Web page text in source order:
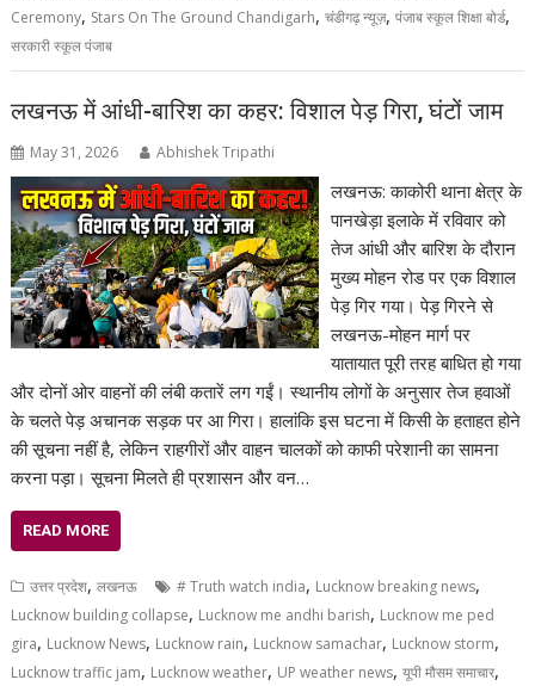
Ceremony, Stars On The Ground Chandigarh,चंडीगढ़ न्यूज़,पंजाब स्कूल शिक्षा बोर्ड,
सरकारी स्कूल पंजाब
लखनऊ में आंधी-बारिश का कहर: विशाल पेड़ गिरा, घंटों जाम
May 31, 2026 Abhishek Tripathi
लखनऊ: काकोरी थाना क्षेत्र के
पानखेड़ा इलाके में रविवार को
तेज आंधी और बारिश के दौरान
मुख्य मोहन रोड पर एक विशाल
पेड़ गिर गया। पेड़ गिरने से
लखनऊ-मोहन मार्ग पर
यातायात पूरी तरह बाधित हो गया
और दोनों ओर वाहनों की लंबी कतारें लग गईं। स्थानीय लोगों के अनुसार तेज हवाओं
के चलते पेड़ अचानक सड़क पर आ गिरा। हालांकि इस घटना में किसी के हताहत होने
की सूचना नहीं है, लेकिन राहगीरों और वाहन चालकों को काफी परेशानी का सामना
करना पड़ा। सूचना मिलते ही प्रशासन और वन…
READ MORE
उत्तर प्रदेश,लखनऊ # Truth watch india, Lucknow breaking news,
Lucknow building collapse, Lucknow me andhi barish, Lucknow me ped
gira, Lucknow News, Lucknow rain, Lucknow samachar, Lucknow storm,
Lucknow traffic jam, Lucknow weather, UP weather news,यूपी मौसम समाचार,